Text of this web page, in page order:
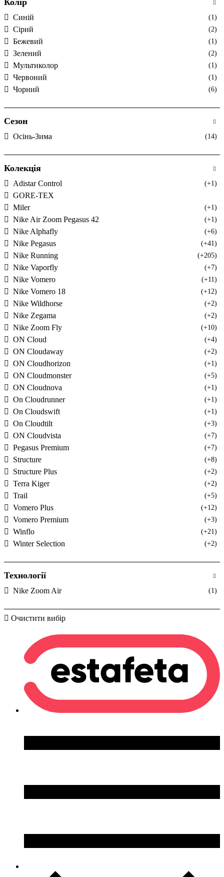
Cиній (1)
Cірий (2)
Бежевий (1)
Зелений (2)
Мультиколор (1)
Червоний (1)
Чорний (6)
Сезон
Осінь-Зима (14)
Колекція
Adistar Control (+1)
GORE-TEX
Miler
(+1)
Nike Air Zoom Pegasus 42 (+1)
Nike Alphafly (+6)
Nike Pegasus (+41)
Nike Running (+205)
Nike Vaporfly (+7)
Nike Vomero (+11)
Nike Vomero 18 (+12)
Nike Wildhorse (+2)
Nike Zegama (+2)
Nike Zoom Fly (+10)
ON Cloud (+4)
ON Cloudaway (+2)
ON Cloudhorizon (+1)
ON Cloudmonster (+5)
ON Cloudnova (+1)
On Cloudrunner (+1)
On Cloudswift (+1)
On Cloudtilt (+3)
ON Cloudvista (+7)
Pegasus Premium (+7)
Structure (+8)
Structure Plus (+2)
Terra Kiger (+2)
Trail (+5)
Vomero Plus (+12)
Vomero Premium (+3)
Winflo (+21)
Winter Selection (+2)
Технології
Nike Zoom Air (1)
Очистити вибір